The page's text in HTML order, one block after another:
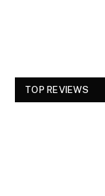
TOP REVIEWS